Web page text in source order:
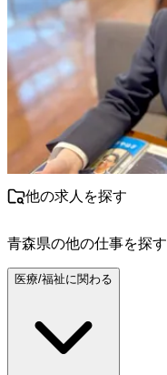
他の求人を探す
青森県の他の仕事を探す
医療/福祉に関わる